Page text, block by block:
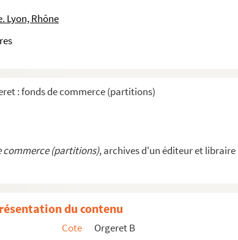
Lyon, Rhône
: fonds de commerce (partitions)
commerce (partitions), archives d'un éditeur et libraire
du contenu
Cote
Orgeret B